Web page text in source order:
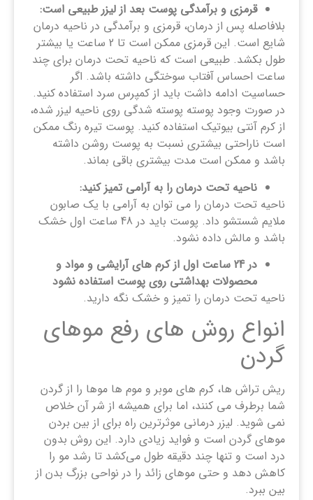
قرمزی و برآمدگی پوست بعد از لیزر طبیعی است:
بلافاصله پس از درمان، قرمزی و برآمدگی در ناحیه درمان
شایع است. این قرمزی ممکن است تا 2 ساعت یا بیشتر
طول بکشد. طبیعی است که ناحیه تحت درمان برای چند
ساعت احساس آفتاب سوختگی داشته باشد. اگر
حساسیت ادامه داشت باید از کمپرس سرد استفاده کنید.
در صورت وجود پوسته پوسته شدگی روی ناحیه لیزر شده،
از کرم آنتی بیوتیک استفاده کنید. پوست تیره رنگ ممکن
است ناراحتی بیشتری نسبت به پوست روشن داشته
باشد و ممکن است مدت بیشتری باقی بماند.
ناحیه تحت درمان را به آرامی تمیز کنید:
ناحیه تحت درمان را می توان به آرامی با یک صابون
ملایم شستشو داد. پوست باید در 48 ساعت اول خشک
باشد و مالش داده نشود.
در 24 ساعت اول از کرم های آرایشی و مواد و
محصولات بهداشتی روی پوست استفاده نشود
ناحیه تحت درمان را تمیز و خشک نگه دارید.
انواع روش ‌های رفع موهای
گردن
ریش تراش ها، کرم های موبر و موم ها موها را از گردن
شما برطرف می کنند، اما برای همیشه از شر آن خلاص
نمی شوید. لیزر درمانی موثرترین راه برای از بین بردن
موهای گردن است و فواید زیادی دارد. این روش بدون
درد است و تنها چند دقیقه طول می‌کشد تا رشد مو را
کاهش دهد و حتی موهای زائد را در نواحی بزرگ بدن از
بین ببرد.